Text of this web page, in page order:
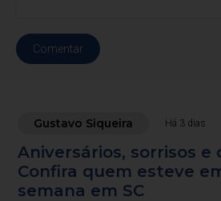
Comentar
Gustavo Siqueira Há 3 dias
Aniversários, sorrisos e
Confira quem esteve
semana em SC